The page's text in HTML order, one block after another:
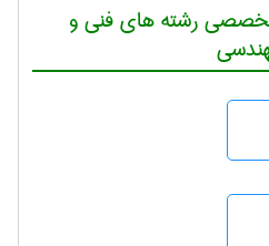
رشته های فنی و